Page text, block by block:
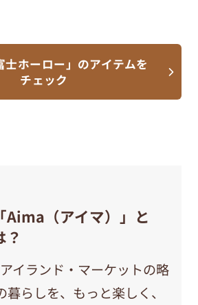
ホーロー」のアイテムを
チェック
「Aima（アイマ）」と
？
イランド・マーケットの略
らしを、もっと楽しく、